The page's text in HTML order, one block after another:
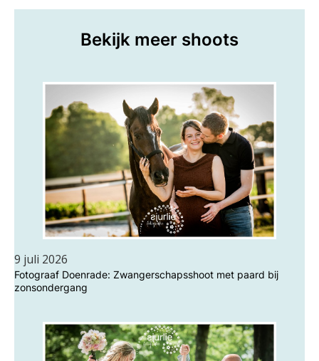
Bekijk meer shoots
9 juli 2026
Fotograaf Doenrade: Zwangerschapsshoot met paard bij
zonsondergang